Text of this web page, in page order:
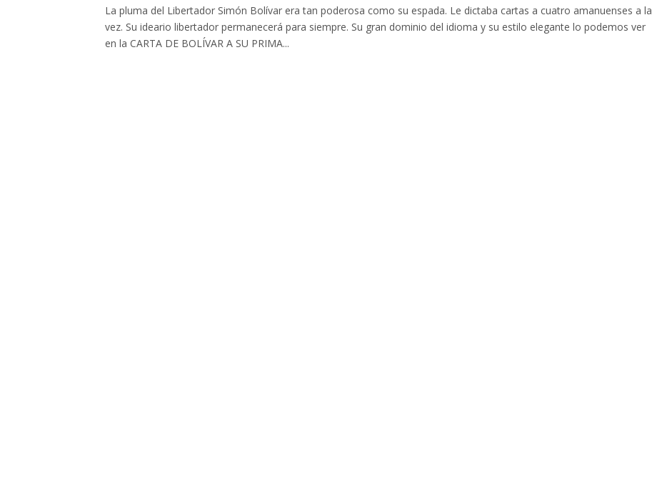
La pluma del Libertador Simón Bolívar era tan poderosa como su espada. Le dictaba cartas a cuatro amanuenses a la
vez. Su ideario libertador permanecerá para siempre. Su gran dominio del idioma y su estilo elegante lo podemos ver
en la CARTA DE BOLÍVAR A SU PRIMA...